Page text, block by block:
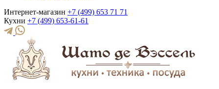
Интернет-магазин +7 (499) 653 71 71
Кухни +7 (499) 653-61-61